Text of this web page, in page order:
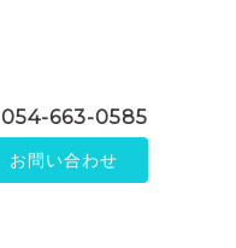
054-663-0585
お問い合わせ